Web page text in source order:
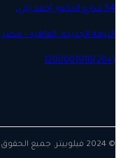
54 شارع الدكتور أحمد زكي،
النزهة الجديدة، القاهرة – مصر.
(+20)1200001910
© 2024 فيلوبيتر. جميع الحقوق محفوظة بواسطة